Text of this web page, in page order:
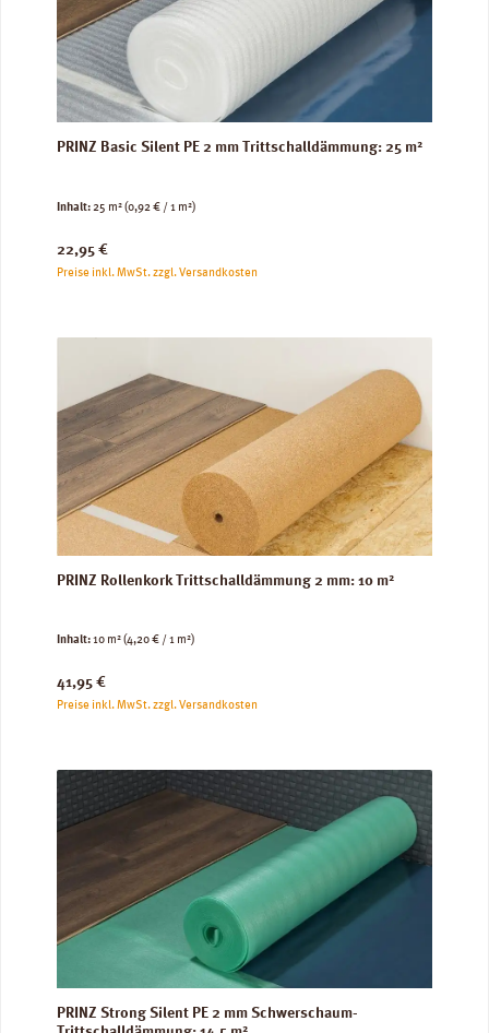
PRINZ Basic Silent PE 2 mm Trittschalldämmung: 25 m²
Inhalt:25 m²(0,92 € / 1 m²)
Regulärer Preis:
22,95 €
Preise inkl. MwSt. zzgl. Versandkosten
PRINZ Rollenkork Trittschalldämmung 2 mm: 10 m²
Inhalt:10 m²(4,20 € / 1 m²)
Regulärer Preis:
41,95 €
Preise inkl. MwSt. zzgl. Versandkosten
PRINZ Strong Silent PE 2 mm Schwerschaum-